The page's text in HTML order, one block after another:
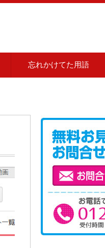
章制作に必要な情報を提供
忘れかけてた用語